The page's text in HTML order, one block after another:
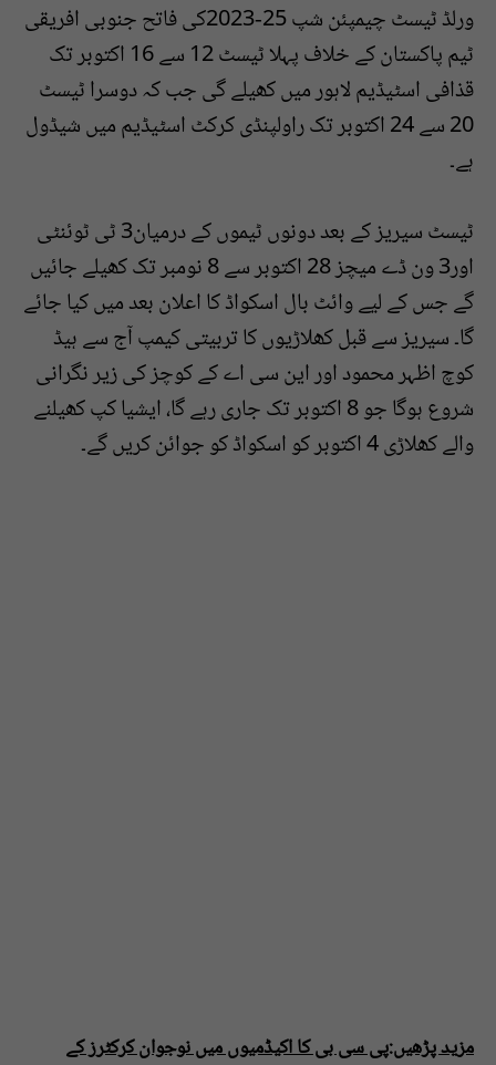
ورلڈ ٹیسٹ چیمپئن شپ 25-2023کی فاتح جنوبی افریقی
ٹیم پاکستان کے خلاف پہلا ٹیسٹ 12 سے 16 اکتوبر تک
قذافی اسٹیڈیم لاہور میں کھیلے گی جب کہ دوسرا ٹیسٹ
20 سے 24 اکتوبر تک راولپنڈی کرکٹ اسٹیڈیم میں شیڈول
ہے۔
ٹیسٹ سیریز کے بعد دونوں ٹیموں کے درمیان3 ٹی ٹوئنٹی
اور3 ون ڈے میچز 28 اکتوبر سے 8 نومبر تک کھیلے جائیں
گے جس کے لیے وائٹ بال اسکواڈ کا اعلان بعد میں کیا جائے
گا۔ سیریز سے قبل کھلاڑیوں کا تربیتی کیمپ آج سے ہیڈ
کوچ اظہر محمود اور این سی اے کے کوچز کی زیر نگرانی
شروع ہوگا جو 8 اکتوبر تک جاری رہے گا، ایشیا کپ کھیلنے
والے کھلاڑی 4 اکتوبر کو اسکواڈ کو جوائن کریں گے۔
مزید پڑھیں:پی سی بی کا اکیڈمیوں میں نوجوان کرکٹرز کے